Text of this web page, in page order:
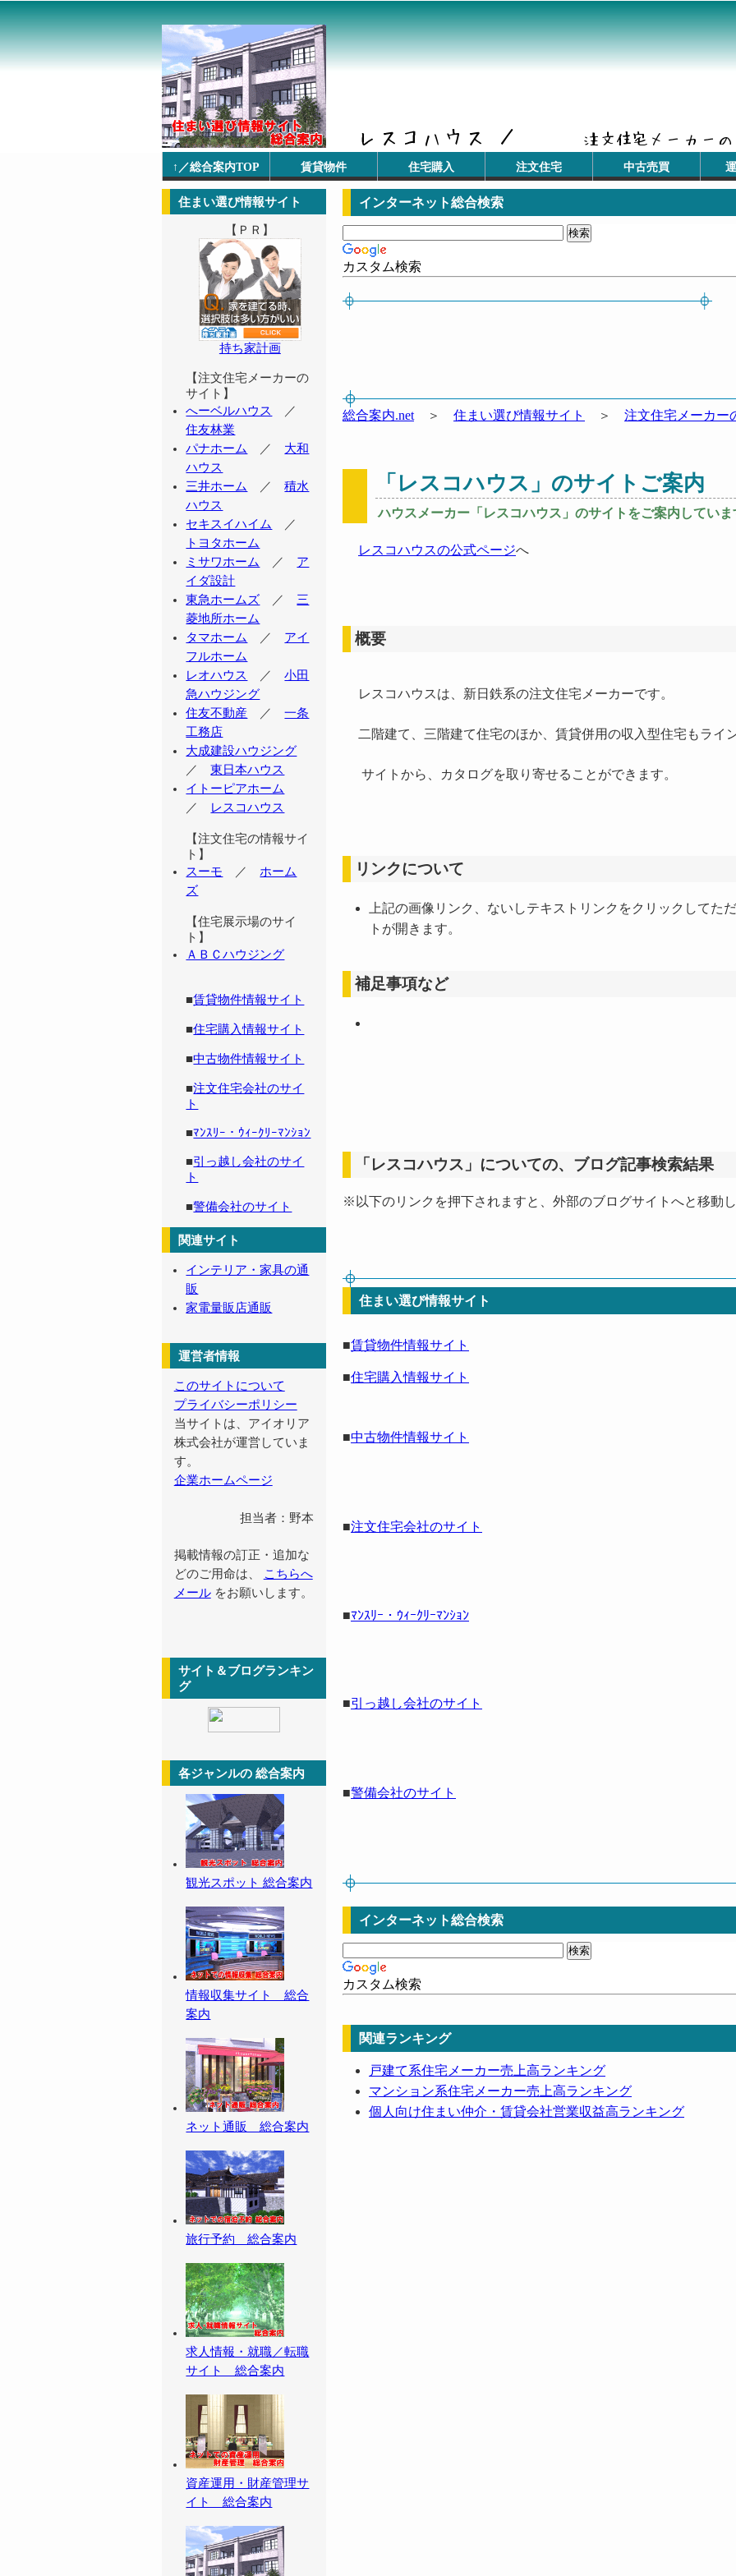
↑／総合案内TOP 賃貸物件 住宅購入 注文住宅 中古売買
インターネット総合検索
カスタム検索
総合案内.net ＞ 住まい選び情報サイト ＞ 注文住宅メーカー
「レスコハウス」のサイトご案内
ハウスメーカー「レスコハウス」のサイトをご案内していま
レスコハウスの公式ページへ
概要
レスコハウスは、新日鉄系の注文住宅メーカーです。
二階建て、三階建て住宅のほか、賃貸併用の収入型住宅もライ
サイトから、カタログを取り寄せることができます。
リンクについて
上記の画像リンク、ないしテキストリンクをクリックしてた
トが開きます。
補足事項など
「レスコハウス」についての、ブログ記事検索結果
※以下のリンクを押下されますと、外部のブログサイトへと移動
住まい選び情報サイト
■賃貸物件情報サイト
■住宅購入情報サイト
■中古物件情報サイト
■注文住宅会社のサイト
■ﾏﾝｽﾘｰ・ｳｨｰｸﾘｰﾏﾝｼｮﾝ
■引っ越し会社のサイト
■警備会社のサイト
インターネット総合検索
カスタム検索
関連ランキング
戸建て系住宅メーカー売上高ランキング
マンション系住宅メーカー売上高ランキング
個人向け住まい仲介・賃貸会社営業収益高ランキング
住まい選び情報サイト
【ＰＲ】
持ち家計画
【注文住宅メーカーの
サイト】
へーベルハウス
／
住友林業
パナホーム
／ 大和
ハウス
三井ホーム
／積水
ハウス
セキスイハイム
／
トヨタホーム
ミサワホーム
／ ア
イダ設計
東急ホームズ ／ 三
菱地所ホーム
タマホーム
／ アイ
フルホーム
レオハウス
／小田
急ハウジング
住友不動産 ／一条
工務店
大成建設ハウジング
／東日本ハウス
イトーピアホーム
／ レスコハウス
【注文住宅の情報サイ
ト】
スーモ ／ ホーム
ズ
【住宅展示場のサイ
ト】
ＡＢＣハウジング
■賃貸物件情報サイト
■住宅購入情報サイト
■中古物件情報サイト
■注文住宅会社のサイ
ト
■ﾏﾝｽﾘｰ・ｳｨｰｸﾘｰﾏﾝｼｮﾝ
■引っ越し会社のサイ
ト
■警備会社のサイト
関連サイト
インテリア・家具の通
販
家電量販店通販
運営者情報
このサイトについて
プライバシーポリシー
当サイトは、アイオリア
株式会社が運営していま
す。
企業ホームページ
担当者：野本
掲載情報の訂正・追加な
どのご用命は、
こちらへ
メールをお願いします。
サイト＆ブログランキン
グ
各ジャンルの 総合案内
観光スポット 総合案内
情報収集サイト 総合
案内
ネット通販 総合案内
旅行予約 総合案内
求人情報・就職／転職
サイト 総合案内
資産運用・財産管理サ
イト 総合案内